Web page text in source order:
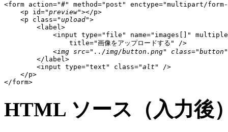
<form action="#" method="post" enctype="multipart/
    <p id="
preview"></p>
    <p class="
upload">
        <label>
<input type="file" name="images[]"
                title="画像をアップロードする" />
<img src="../img/button.png"
        </label>
        <input type="text" class="
alt " />
    </p>
</form>
HTML ソース（入力後